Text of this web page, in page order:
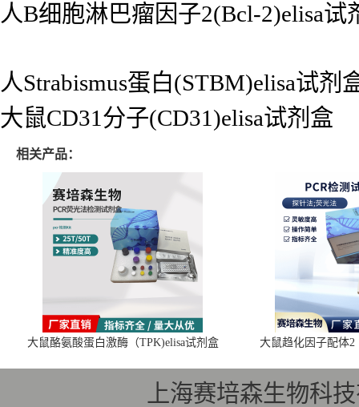
人B细胞淋巴瘤因子2(Bcl-2)elisa试
人Strabismus蛋白(STBM)elisa试剂
大鼠CD31分子(CD31)elisa试剂盒
相关产品：
大鼠酪氨酸蛋白激酶（TPK)elisa试剂盒 大鼠趋化因子配体2
上海赛培森生物科